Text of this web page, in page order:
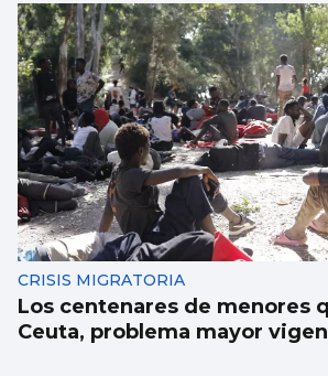
CRISIS MIGRATORIA
Los centenares de menores
Ceuta, problema mayor